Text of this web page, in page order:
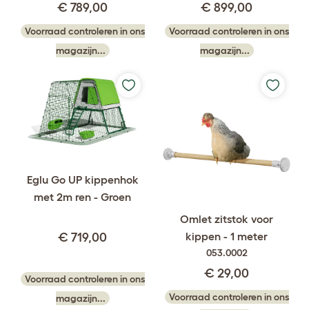
€ 789,00
Voorraad controleren in ons
magazijn...
€ 899,00
Voorraad controleren in ons
magazijn...
Eglu Go UP kippenhok
met 2m ren - Groen
€ 719,00
Voorraad controleren in ons
magazijn...
Omlet zitstok voor
kippen - 1 meter
053.0002
€ 29,00
Voorraad controleren in ons